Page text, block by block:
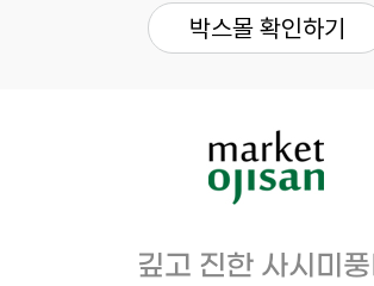
박스몰 확인하기
깊고 진한 사시미풍